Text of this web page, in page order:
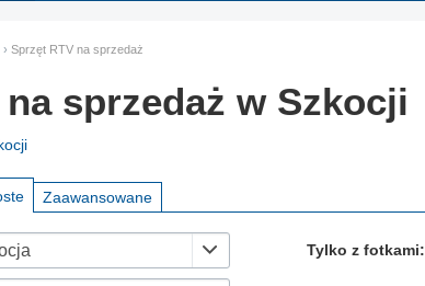
Sprzęt RTV na sprzedaż
sprzedaż w Szkocji
Zaawansowane
Tylko z fotkami: